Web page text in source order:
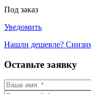
Под заказ
Уведомить
Нашли дешевле?
Оставьте заявку